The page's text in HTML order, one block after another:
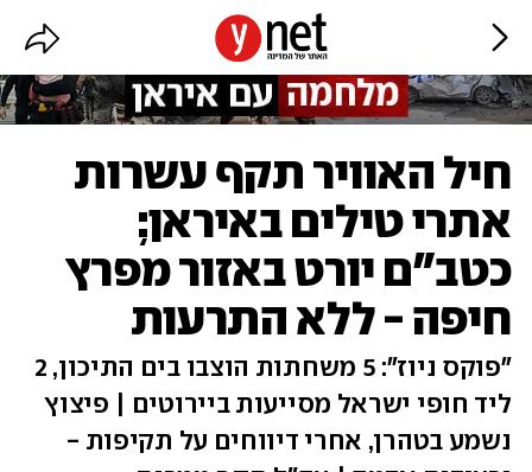
חיל האוויר תקף עשרות
אתרי טילים באיראן;
כטב"ם יורט באזור מפרץ
חיפה - ללא התרעות
"פוקס ניוז": 5 משחתות הוצבו בים התיכון, 2
ליד חופי ישראל מסייעות ביירוטים | פיצוץ
נשמע בטהרן, אחרי דיווחים על תקיפות -